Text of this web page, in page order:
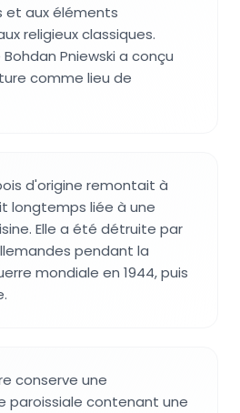
et aux éléments
religieux classiques.
Pniewski a conçu
comme lieu de
d'origine remontait à
longtemps liée à une
Elle a été détruite par
pendant la
mondiale en 1944, puis
conserve une
paroissiale contenant une